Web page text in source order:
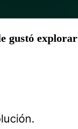
gustó explorar